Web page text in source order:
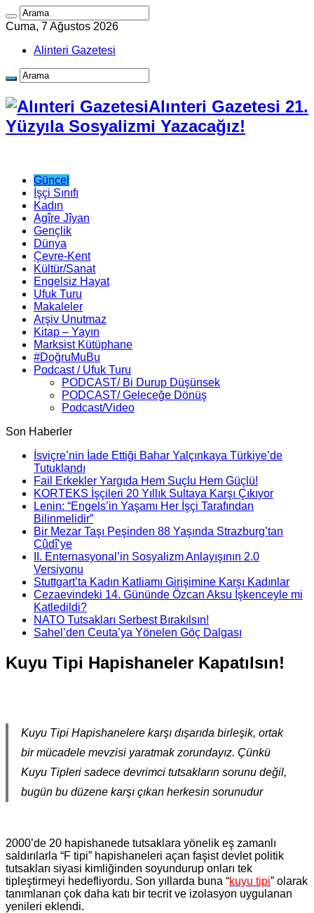
Cuma, 7 Ağustos 2026
Alinteri Gazetesi
Alınteri Gazetesi 21.
Yüzyıla Sosyalizmi Yazacağız!
Güncel
İşçi Sınıfı
Kadın
Agîre Jîyan
Gençlik
Dünya
Çevre-Kent
Kültür/Sanat
Engelsiz Hayat
Ufuk Turu
Makaleler
Arşiv Unutmaz
Kitap – Yayın
Marksist Kütüphane
#DoğruMuBu
Podcast / Ufuk Turu
PODCAST/ Bi Durup Düşünsek
PODCAST/ Geleceğe Dönüş
Podcast/Video
Son Haberler
İsviçre’nin İade Ettiği Bahar Yalçınkaya Türkiye’de
Tutuklandı
Fail Erkekler Yargıda Hem Suçlu Hem Güçlü!
KORTEKS İşçileri 20 Yıllık Sultaya Karşı Çıkıyor
Lenin: “Engels’in Yaşamı Her İşçi Tarafından
Bilinmelidir”
Bir Mezar Taşı Peşinden 88 Yaşında Strazburg’tan
Cûdî’ye
II. Enternasyonal’in Sosyalizm Anlayışının 2.0
Versiyonu
Stuttgart’ta Kadın Katliamı Girişimine Karşı Kadınlar
Cezaevindeki 14. Gününde Özcan Aksu İşkenceyle mi
Katledildi?
NATO Tutsakları Serbest Bırakılsın!
Sahel’den Ceuta’ya Yönelen Göç Dalgası
Kuyu Tipi Hapishaneler Kapatılsın!
Kuyu Tipi Hapishanelere karşı dışarıda birleşik, ortak
bir mücadele mevzisi yaratmak zorundayız. Çünkü
Kuyu Tipleri sadece devrimci tutsakların sorunu değil,
bugün bu düzene karşı çıkan herkesin sorunudur
2000’de 20 hapishanede tutsaklara yönelik eş zamanlı
saldırılarla “F tipi” hapishaneleri açan faşist devlet politik
tutsakları siyasi kimliğinden soyundurup onları tek
tipleştirmeyi hedefliyordu. Son yıllarda buna “kuyu tipi” olarak
tanımlanan çok daha katı bir tecrit ve izolasyon uygulanan
yenileri eklendi.